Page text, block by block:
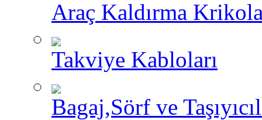
Araç Kaldırma
Takviye Kabloları
Bagaj,Sörf ve